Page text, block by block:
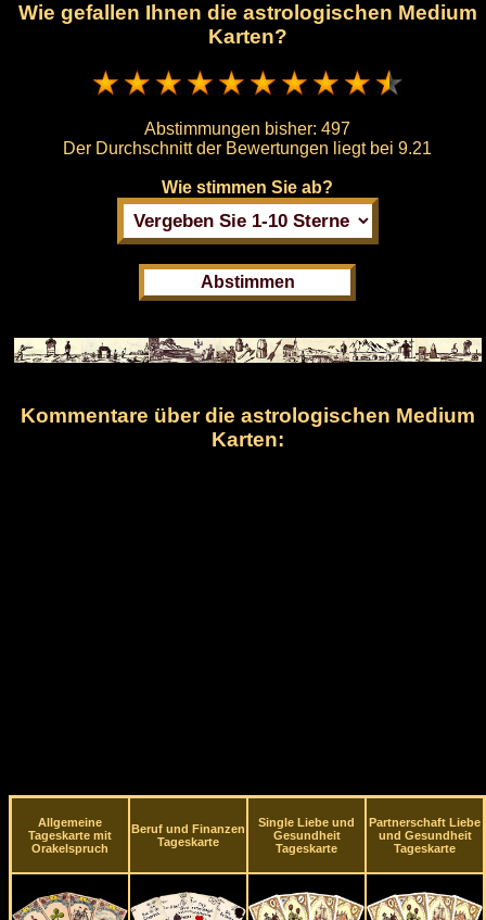
Wie gefallen Ihnen die astrologischen Medium
Karten?
Abstimmungen bisher: 497
Der Durchschnitt der Bewertungen liegt bei 9.21
Wie stimmen Sie ab?
Kommentare über die astrologischen Medium
Karten:
Allgemeine
Tageskarte mit
Orakelspruch
Beruf und Finanzen
Tageskarte
Single Liebe und
Gesundheit
Tageskarte
Partnerschaft Liebe
und Gesundheit
Tageskarte